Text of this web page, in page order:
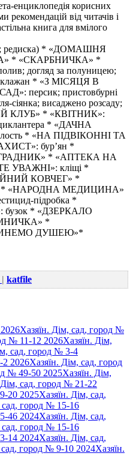
енциклопедія корисних
рекомендацій від читачів і
книга для вмілого
редиска) * «ДОМАШНЯ
* «СКАРБНИЧКА» *
догляд за полуницею;
* «З МІСЯЦЯ В
персик; пристовбурні
сіянка; висаджено розсаду;
КЛУБ» * «КВІТНИК»:
* «ДАЧНА
* «НА ПІДВІКОННІ ТА
бур’ян *
* «АПТЕКА НА
УВАЖНІ»: кліщі *
КОВЧЕГ» *
«НАРОДНА МЕДИЦИНА»
підробка *
* «ДЗЕРКАЛО
*
ДУШЕЮ»*
| katfile
Хазяїн. Дім, сад, город №
№ 11-12 2026Хазяїн. Дім,
сад, город № 3-4
2 2026Хазяїн. Дім, сад, город
№ 49-50 2025Хазяїн. Дім,
Дім, сад, город № 21-22
20 2025Хазяїн. Дім, сад,
сад, город № 15-16
46 2024Хазяїн. Дім, сад,
сад, город № 15-16
14 2024Хазяїн. Дім, сад,
сад, город № 9-10 2024Хазяїн.